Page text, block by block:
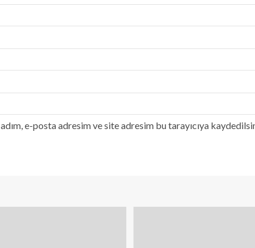
e-posta adresim ve site adresim bu tarayıcıya